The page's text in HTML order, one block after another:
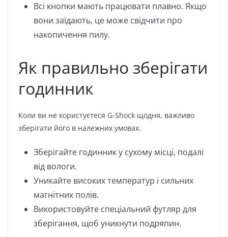
Всі кнопки мають працювати плавно. Якщо
вони заїдають, це може свідчити про
накопичення пилу.
Як правильно зберігати
годинник
Коли ви не користуєтеся G-Shock щодня, важливо
зберігати його в належних умовах.
Зберігайте годинник у сухому місці, подалі
від вологи.
Уникайте високих температур і сильних
магнітних полів.
Використовуйте спеціальний футляр для
зберігання, щоб уникнути подряпин.